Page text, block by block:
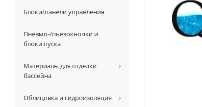
Блоки/панели управления
Пневмо-/пьезокнопки и
блоки пуска
Материалы для отделки
бассейна
Облицовка и гидроизоляция